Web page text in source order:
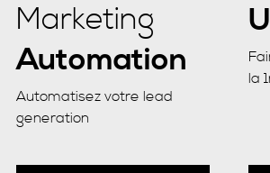
Marketing
Automation
Automatisez votre lead
generation
la